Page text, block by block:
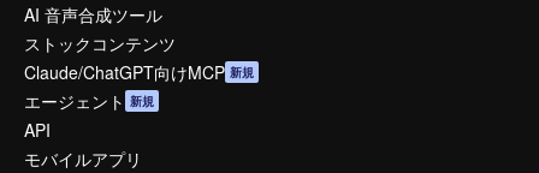
AI 音声合成ツール
ストックコンテンツ
Claude/ChatGPT向けMCP 新規
エージェント 新規
API
モバイルアプリ